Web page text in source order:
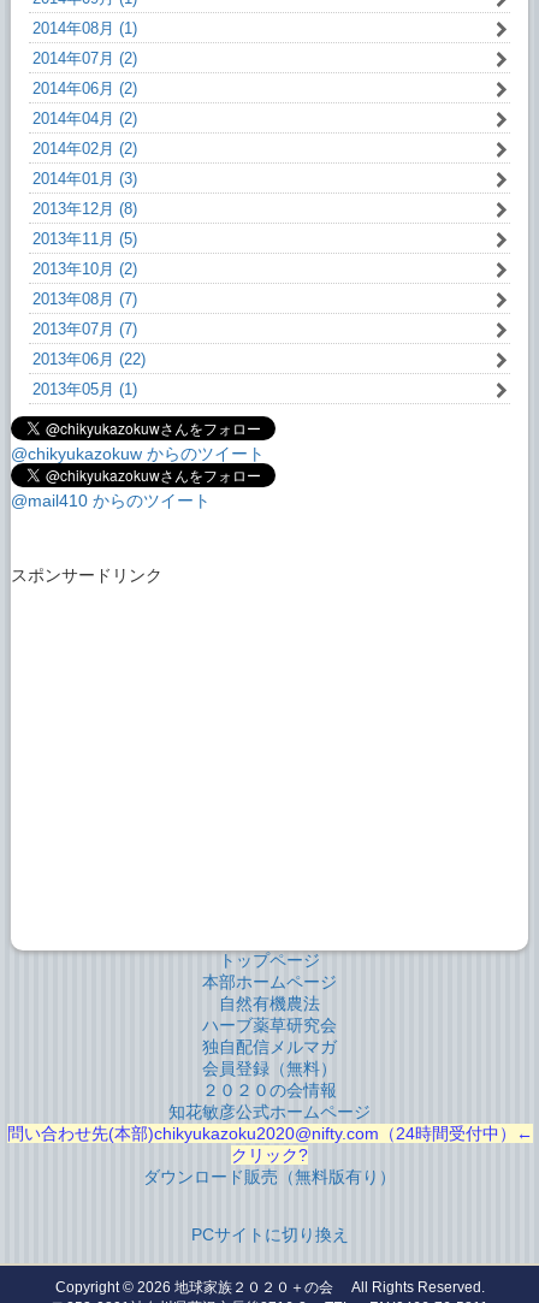
2014年08月 (1)
2014年07月 (2)
2014年06月 (2)
2014年04月 (2)
2014年02月 (2)
2014年01月 (3)
2013年12月 (8)
2013年11月 (5)
2013年10月 (2)
2013年08月 (7)
2013年07月 (7)
2013年06月 (22)
2013年05月 (1)
@chikyukazokuw からのツイート
@mail410 からのツイート
スポンサードリンク
トップページ
本部ホームページ
自然有機農法
ハーブ薬草研究会
独自配信メルマガ
会員登録（無料）
２０２０の会情報
知花敏彦公式ホームページ
問い合わせ先(本部)chikyukazoku2020@nifty.com（24時間受付中）←
クリック?
ダウンロード販売（無料版有り）
PCサイトに切り換え
Copyright © 2026 地球家族２０２０＋の会
All Rights Reserved.